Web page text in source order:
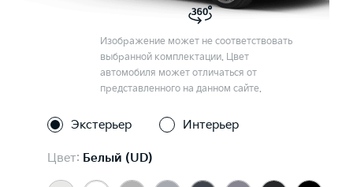
Изображение может не соответствовать
выбранной комплектации. Цвет
автомобиля может отличаться от
представленного на данном сайте.
Экстерьер Интерьер
Цвет: Белый (UD)